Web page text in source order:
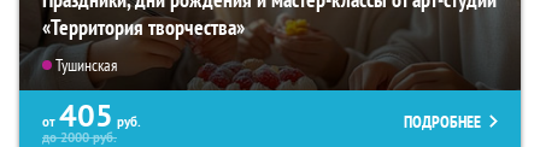
«Территория творчества»
Тушинская
от 405 руб.
до2000руб.
ПОДРОБНЕЕ